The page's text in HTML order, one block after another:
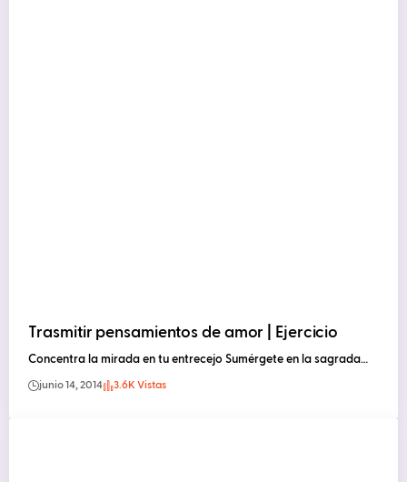
Trasmitir pensamientos de amor | Ejercicio
Concentra la mirada en tu entrecejo Sumérgete en la sagrada…
junio 14, 2014 3.6K Vistas